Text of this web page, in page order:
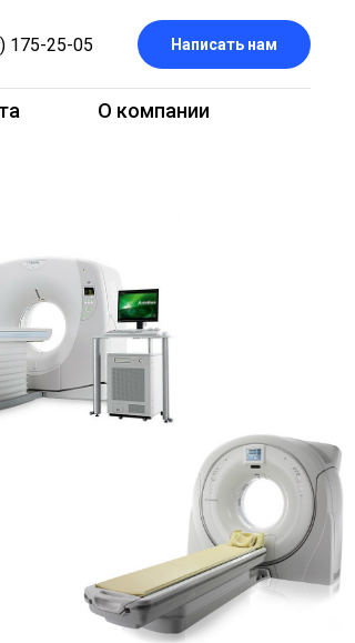
175-25-05 Написать нам
О компании